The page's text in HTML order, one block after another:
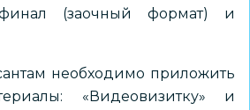
(заочный формат) и
необходимо приложить
«Видеовизитку» и